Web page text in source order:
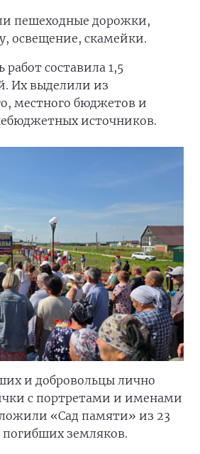
пешеходные дорожки,
освещение, скамейки.
составила 1,5
Их выделили из
местного бюджетов и
источников.
и добровольцы лично
с портретами и именами
«Сад памяти» из 23
земляков.